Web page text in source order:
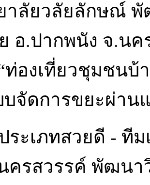
าลัยวลัยลักษณ์
อ.ปากพนัง จ.น
ท่องเที่ยวชุมชนบ้
บจัดการขยะผ่า
ภทสวยดี - ทีมเ
ครสวรรค์ พัฒนา